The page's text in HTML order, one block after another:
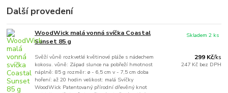
Další provedení
WoodWick malá vonná svíčka Coastal
Sunset 85 g
Svěží vůně rozkvetlé květinové pláže s nádechem
kokosu. vůně: Západ slunce na pobřeží hmotnost
náplně: 85 g rozměr: ø - 6,5 cm v - 7,5 cm doba
hoření: až 20 hodin velikost: malá Svíčky
WoodWick Patentovaný přírodní dřevěný knot
299 Kč/ks
247 Kč bez DPH
Skladem 2 ks